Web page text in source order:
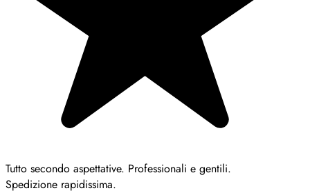
Tutto secondo aspettative. Professionali e gentili.
Spedizione rapidissima.